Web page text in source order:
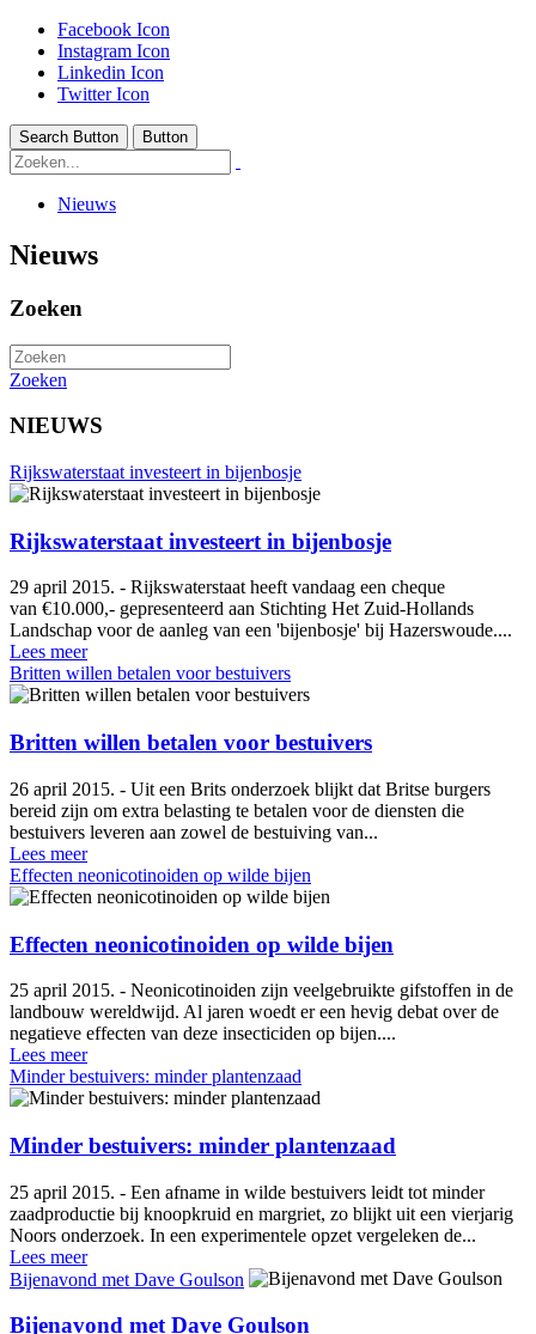
Facebook Icon
Instagram Icon
Linkedin Icon
Twitter Icon
Search Button Button
Nieuws
Nieuws
Zoeken
Zoeken
NIEUWS
Rijkswaterstaat investeert in bijenbosje
Rijkswaterstaat investeert in bijenbosje
29 april 2015. - Rijkswaterstaat heeft vandaag een cheque
van €10.000,- gepresenteerd aan Stichting Het Zuid-Hollands
Landschap voor de aanleg van een 'bijenbosje' bij Hazerswoude....
Lees meer
Britten willen betalen voor bestuivers
Britten willen betalen voor bestuivers
26 april 2015. - Uit een Brits onderzoek blijkt dat Britse burgers
bereid zijn om extra belasting te betalen voor de diensten die
bestuivers leveren aan zowel de bestuiving van...
Lees meer
Effecten neonicotinoiden op wilde bijen
Effecten neonicotinoiden op wilde bijen
25 april 2015. - Neonicotinoiden zijn veelgebruikte gifstoffen in de
landbouw wereldwijd. Al jaren woedt er een hevig debat over de
negatieve effecten van deze insecticiden op bijen....
Lees meer
Minder bestuivers: minder plantenzaad
Minder bestuivers: minder plantenzaad
25 april 2015. - Een afname in wilde bestuivers leidt tot minder
zaadproductie bij knoopkruid en margriet, zo blijkt uit een vierjarig
Noors onderzoek. In een experimentele opzet vergeleken de...
Lees meer
Bijenavond met Dave Goulson
Bijenavond met Dave Goulson